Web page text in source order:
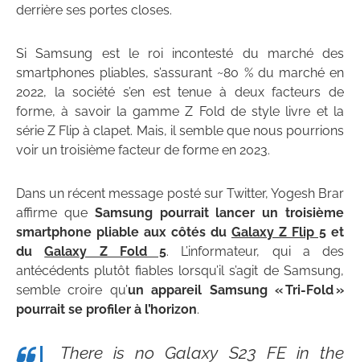
derrière ses portes closes.
Si Samsung est le roi incontesté du marché des
smartphones pliables, s’assurant ~80 % du marché en
2022, la société s’en est tenue à deux facteurs de
forme, à savoir la gamme Z Fold de style livre et la
série Z Flip à clapet. Mais, il semble que nous pourrions
voir un troisième facteur de forme en 2023.
Dans un récent message posté sur Twitter, Yogesh Brar
affirme que Samsung pourrait lancer un troisième
smartphone pliable aux côtés du Galaxy Z Flip 5 et
duGalaxy Z Fold 5. L’informateur, qui a des
antécédents plutôt fiables lorsqu’il s’agit de Samsung,
semble croire qu’un appareil Samsung « Tri-Fold »
pourrait se profiler à l’horizon.
There is no Galaxy S23 FE in the